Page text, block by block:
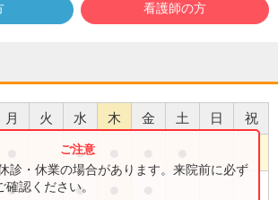
看護師の方
月 火 水 木 金 土 日 祝
●
● ●
診・休業の場合があります。来院前に必ず
認ください。